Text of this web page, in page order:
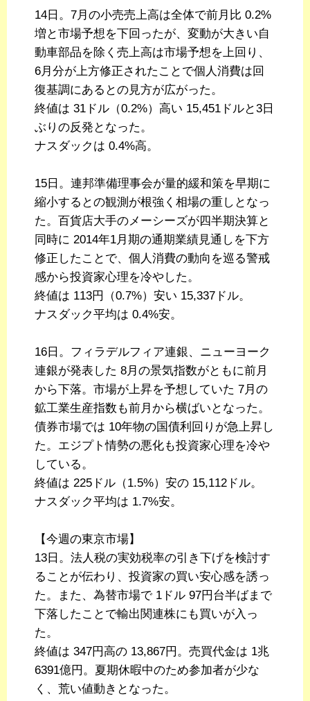
14日。7月の小売売上高は全体で前月比 0.2%
増と市場予想を下回ったが、変動が大きい自
動車部品を除く売上高は市場予想を上回り、
6月分が上方修正されたことで個人消費は回
復基調にあるとの見方が広がった。
終値は 31ドル（0.2%）高い 15,451ドルと3日
ぶりの反発となった。
ナスダックは 0.4%高。
15日。連邦準備理事会が量的緩和策を早期に
縮小するとの観測が根強く相場の重しとなっ
た。百貨店大手のメーシーズが四半期決算と
同時に 2014年1月期の通期業績見通しを下方
修正したことで、個人消費の動向を巡る警戒
感から投資家心理を冷やした。
終値は 113円（0.7%）安い 15,337ドル。
ナスダック平均は 0.4%安。
16日。フィラデルフィア連銀、ニューヨーク
連銀が発表した 8月の景気指数がともに前月
から下落。市場が上昇を予想していた 7月の
鉱工業生産指数も前月から横ばいとなった。
債券市場では 10年物の国債利回りが急上昇し
た。エジプト情勢の悪化も投資家心理を冷や
している。
終値は 225ドル（1.5%）安の 15,112ドル。
ナスダック平均は 1.7%安。
【今週の東京市場】
13日。法人税の実効税率の引き下げを検討す
ることが伝わり、投資家の買い安心感を誘っ
た。また、為替市場で 1ドル 97円台半ばまで
下落したことで輸出関連株にも買いが入っ
た。
終値は 347円高の 13,867円。売買代金は 1兆
6391億円。夏期休暇中のため参加者が少な
く、荒い値動きとなった。